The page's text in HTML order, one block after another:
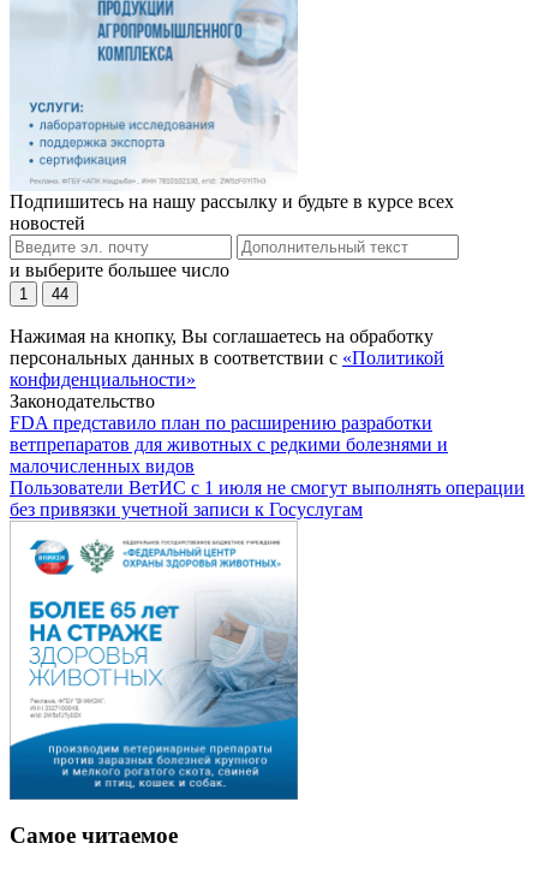
Подпишитесь на нашу рассылку и будьте в курсе всех
новостей
и выберите большее число
1 44
Нажимая на кнопку, Вы соглашаетесь на обработку
персональных данных в соответствии с «Политикой
конфиденциальности»
Законодательство
FDA представило план по расширению разработки
ветпрепаратов для животных с редкими болезнями и
малочисленных видов
Пользователи ВетИС с 1 июля не смогут выполнять операции
без привязки учетной записи к Госуслугам
Самое читаемое